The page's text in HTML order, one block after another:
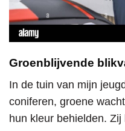
Groenblijvende
In de tuin van mijn
coniferen, groene
hun kleur behielden.